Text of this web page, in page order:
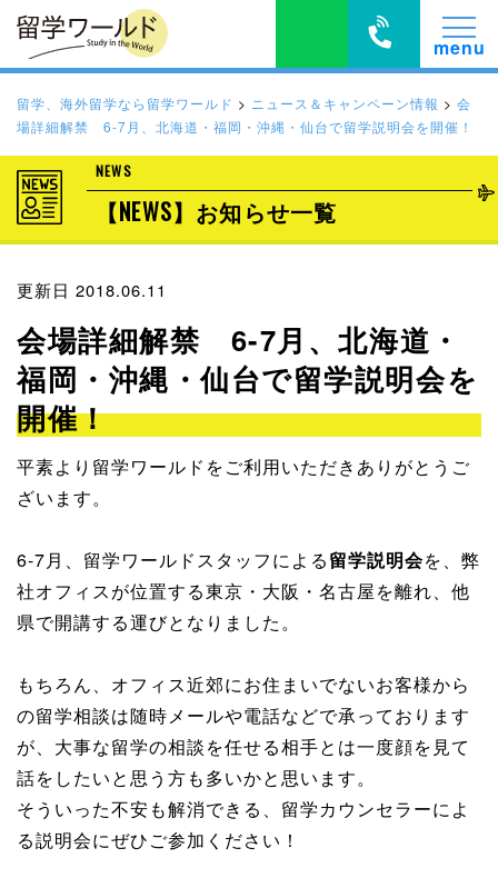
留学、海外留学なら留学ワールド > ニュース＆キャンペーン情報 > 会
場詳細解禁 6-7月、北海道・福岡・沖縄・仙台で留学説明会を開催！
NEWS
【NEWS】お知らせ一覧
更新日 2018.06.11
会場詳細解禁 6-7月、北海道・
福岡・沖縄・仙台で留学説明会を
開催！
平素より留学ワールドをご利用いただきありがとうご
ざいます。
6-7月、留学ワールドスタッフによる留学説明会を、弊
社オフィスが位置する東京・大阪・名古屋を離れ、他
県で開講する運びとなりました。
もちろん、オフィス近郊にお住まいでないお客様から
の留学相談は随時メールや電話などで承っております
が、大事な留学の相談を任せる相手とは一度顔を見て
話をしたいと思う方も多いかと思います。
そういった不安も解消できる、留学カウンセラーによ
る説明会にぜひご参加ください！